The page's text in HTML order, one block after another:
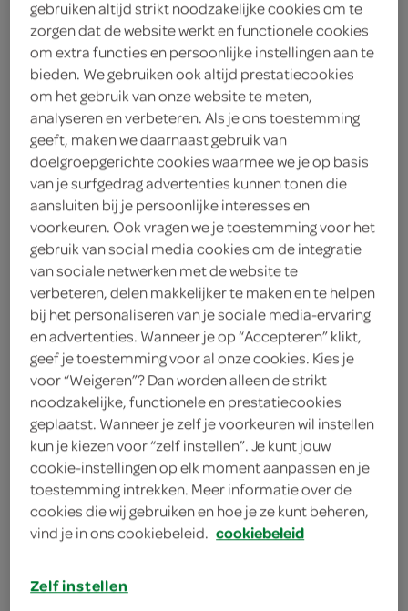
Propercorn popcorn
lightly sea salted
Propercorn
20 Gram
Let op: aanbiedingen zijn niet zichtbaar bij de
producten, maar worden wél automatisch
verwerkt in de winkelmand.
luchtige popcorn met zeezout voor een lichte hartige
gezout met zeezout
gebruiken altijd strikt noodzakelijke cookies om te
zorgen dat de website werkt en functionele cookies
om extra functies en persoonlijke instellingen aan te
bieden. We gebruiken ook altijd prestatiecookies
om het gebruik van onze website te meten,
analyseren en verbeteren. Als je ons toestemming
geeft, maken we daarnaast gebruik van
doelgroepgerichte cookies waarmee we je op basis
van je surfgedrag advertenties kunnen tonen die
aansluiten bij je persoonlijke interesses en
voorkeuren. Ook vragen we je toestemming voor het
gebruik van social media cookies om de integratie
van sociale netwerken met de website te
verbeteren, delen makkelijker te maken en te helpen
bij het personaliseren van je sociale media-ervaring
en advertenties. Wanneer je op “Accepteren” klikt,
geef je toestemming voor al onze cookies. Kies je
voor “Weigeren”? Dan worden alleen de strikt
noodzakelijke, functionele en prestatiecookies
geplaatst. Wanneer je zelf je voorkeuren wil instellen
kun je kiezen voor “zelf instellen”. Je kunt jouw
cookie-instellingen op elk moment aanpassen en je
toestemming intrekken. Meer informatie over de
cookies die wij gebruiken en hoe je ze kunt beheren,
vind je in ons cookiebeleid. cookiebeleid
Zelf instellen